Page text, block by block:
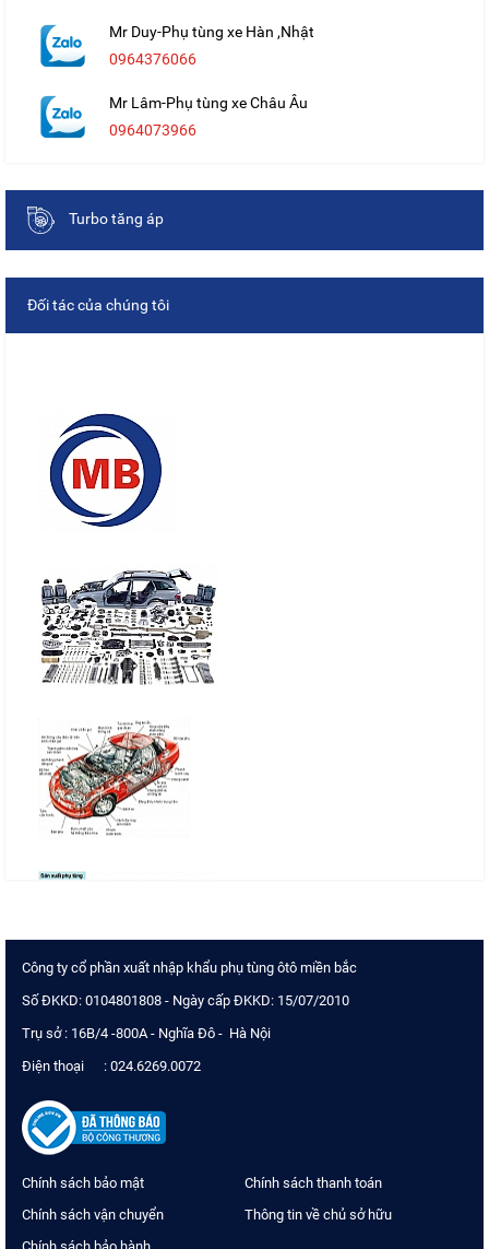
Mr Duy-Phụ tùng xe Hàn ,Nhật
0964376066
Mr Lâm-Phụ tùng xe Châu Âu
0964073966
Turbo tăng áp
Đối tác của chúng tôi
Công ty cổ phần xuất nhập khẩu phụ tùng ôtô miền bắc
Số ĐKKD: 0104801808 - Ngày cấp ĐKKD: 15/07/2010
Trụ sở : 16B/4 -800A - Nghĩa Đô - Hà Nội
Điện thoại : 024.6269.0072
Chính sách bảo mật
Chính sách thanh toán
Chính sách vận chuyển
Thông tin về chủ sở hữu